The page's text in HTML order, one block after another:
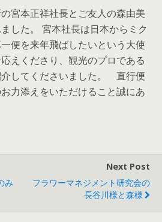
宮本正祥社長とご友人の森由美
した。 宮本社長は日本からミク
便を来年飛ばしたいという大使
えくださり、観光のプロである
してくださいました。 直行便
力添えをいただけること誠にあ
み
Next Post
フラワーマネジメント研究会の
長谷川様と森様